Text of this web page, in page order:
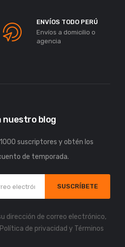
ENVÍOS TODO PERÚ
Envíos a domicilio o
agencia
nuestro blog
suscriptores y obtén los
de temporada.
SUSCRÍBETE
dirección de correo electrónico,
Política de privacidad y Términos